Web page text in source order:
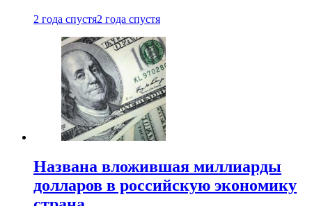
2 года спустя2 года спустя
Названа вложившая миллиарды
долларов в российскую экономику